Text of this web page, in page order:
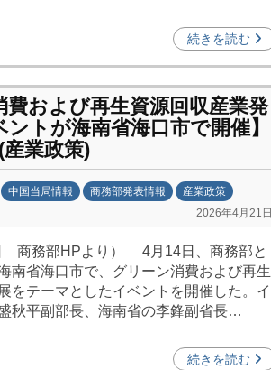
続きを読む
費および再生資源回収産業発
トが海南省海口市で開催】
業政策)
中国当局情報 商務部発表情報 産業政策
2026年4月21日
商務部HPより） 4月14日、商務部と
南省海口市で、グリーン消費および再生
をテーマとしたイベントを開催した。イ
秋平副部長、海南省の李鋒副省長…
続きを読む